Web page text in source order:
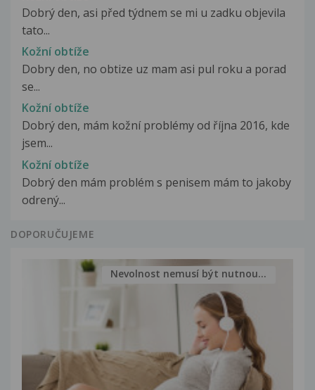
Dobrý den, asi před týdnem se mi u zadku objevila
tato...
Kožní obtíže
Dobry den, no obtize uz mam asi pul roku a porad
se...
Kožní obtíže
Dobrý den, mám kožní problémy od října 2016, kde
jsem...
Kožní obtíže
Dobrý den mám problém s penisem mám to jakoby
odrený...
DOPORUČUJEME
Nevolnost nemusí být nutnou...